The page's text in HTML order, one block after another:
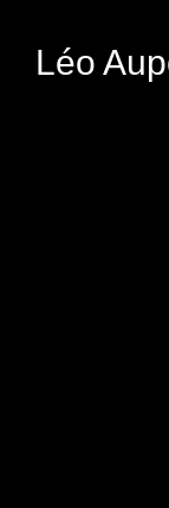
Skip
to
Léo